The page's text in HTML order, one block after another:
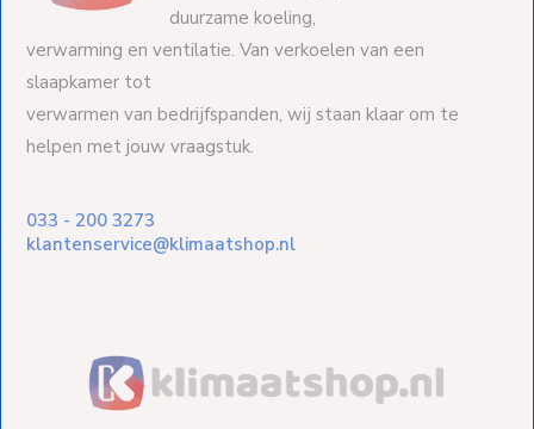
duurzame koeling,
verwarming en ventilatie. Van verkoelen van een
slaapkamer tot
verwarmen van bedrijfspanden, wij staan klaar om te
helpen met jouw vraagstuk.
033 - 200 3273
klantenservice@klimaatshop.nl